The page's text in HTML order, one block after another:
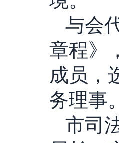
与会
章程》
成员，
务理事。
市司